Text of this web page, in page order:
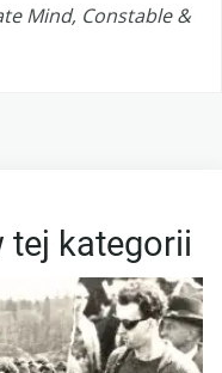
Mind, Constable &
tej kategorii